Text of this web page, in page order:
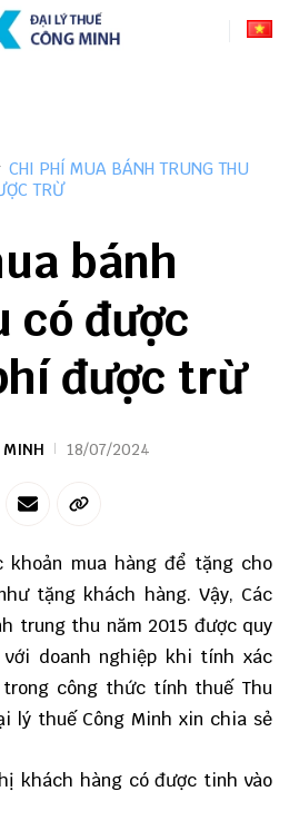
CHI PHÍ MUA BÁNH TRUNG THU
TRỪ
bánh
có được
được trừ
MINH 18/07/2024
khoản mua hàng để tặng cho
tặng khách hàng. Vậy, Các
trung thu năm 2015 được quy
doanh nghiệp khi tính xác
công thức tính thuế Thu
lý thuếCông Minh xin chia sẻ
khách hàng có được tinh vào